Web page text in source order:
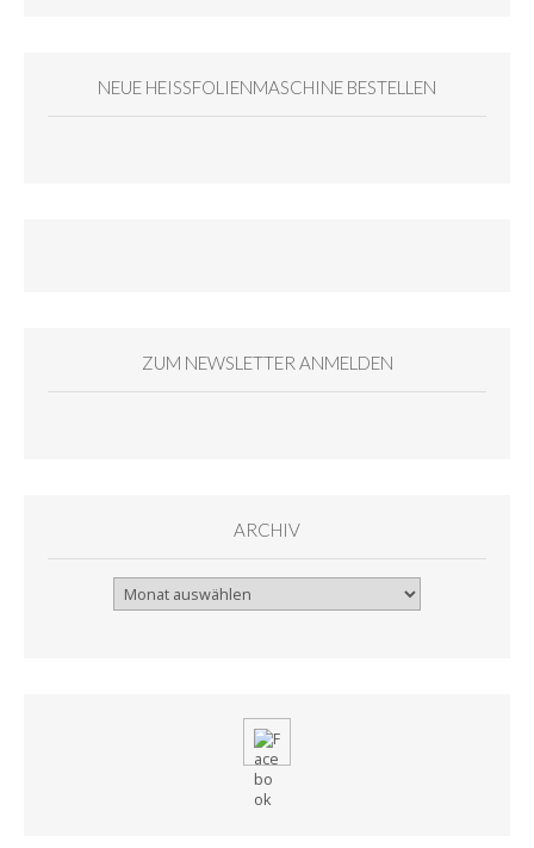
NEUE HEISSFOLIENMASCHINE BESTELLEN
ZUM NEWSLETTER ANMELDEN
ARCHIV
Archiv